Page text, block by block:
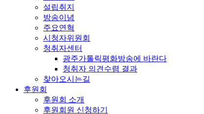
설립취지
방송이념
주요연혁
시청자위원회
청취자센터
광주가톨릭평화방송에 바란다
청취자 의견수렴 결과
찾아오시는길
후원회
후원회 소개
후원회원 신청하기